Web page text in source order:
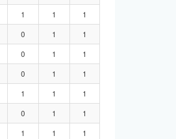
1 1
1
0 1
1
0 1
1
0 1
1
1 1
1
0 1
1
1 1
1